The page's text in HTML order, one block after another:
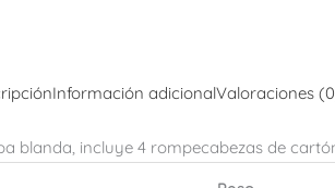
Información adicionalValoraciones
blanda, incluye 4 rompecabezas de